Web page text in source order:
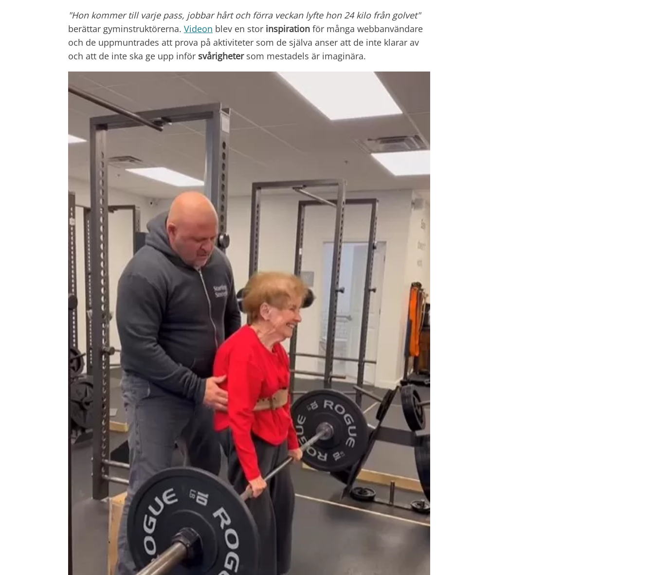
"Hon kommer till varje pass, jobbar hårt och förra veckan lyfte hon 24 kilo från golvet"
berättar gyminstruktörerna. Videon blev en stor inspiration för många webbanvändare
och de uppmuntrades att prova på aktiviteter som de själva anser att de inte klarar av
och att de inte ska ge upp inför svårighetersom mestadels är imaginära.